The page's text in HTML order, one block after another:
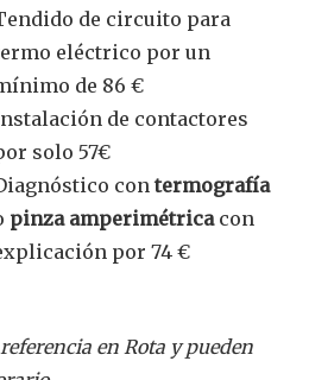
de circuito para
eléctrico por un
de 86 €
de contactores
solo 57€
contermografía
pinza amperimétricacon
por 74 €
en Rota y pueden